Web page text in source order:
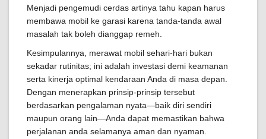
Menjadi pengemudi cerdas artinya tahu kapan harus
membawa mobil ke garasi karena tanda-tanda awal
masalah tak boleh dianggap remeh.
Kesimpulannya, merawat mobil sehari-hari bukan
sekadar rutinitas; ini adalah investasi demi keamanan
serta kinerja optimal kendaraan Anda di masa depan.
Dengan menerapkan prinsip-prinsip tersebut
berdasarkan pengalaman nyata—baik diri sendiri
maupun orang lain—Anda dapat memastikan bahwa
perjalanan anda selamanya aman dan nyaman.